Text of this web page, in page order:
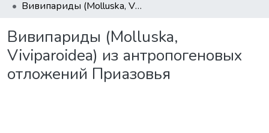
Вивипариды (Molluska, Viviparoidea) из антропогеновых отложений Приазовья
Вивипариды (Molluska,
Viviparoidea) из антропогеновых
отложений Приазовья